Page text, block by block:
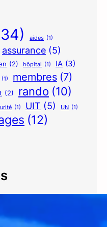
aides (1)
assurance (5)
(2) hôpital (1) IA (3)
(1) membres (7)
(2) rando (10)
(1) UIT (5) UN (1)
(12)